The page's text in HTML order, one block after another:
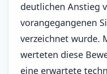
deutlichen Anstieg
vorangegangenen
verzeichnet wurde.
werteten diese
eine erwartete